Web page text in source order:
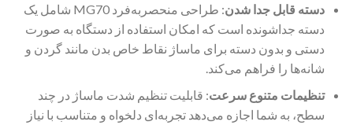
دسته قابل جدا شدن
: طراحی منحصربه‌فرد MG70 شامل یک
دسته جداشونده است که امکان استفاده از دستگاه به صورت
دستی و بدون دسته برای ماساژ نقاط خاص بدن مانند گردن و
شانه‌ها را فراهم می‌کند.
تنظیمات متنوع سرعت: قابلیت تنظیم شدت ماساژ در چند
سطح، به شما اجازه می‌دهد تجربه‌ای دلخواه و متناسب با نیاز